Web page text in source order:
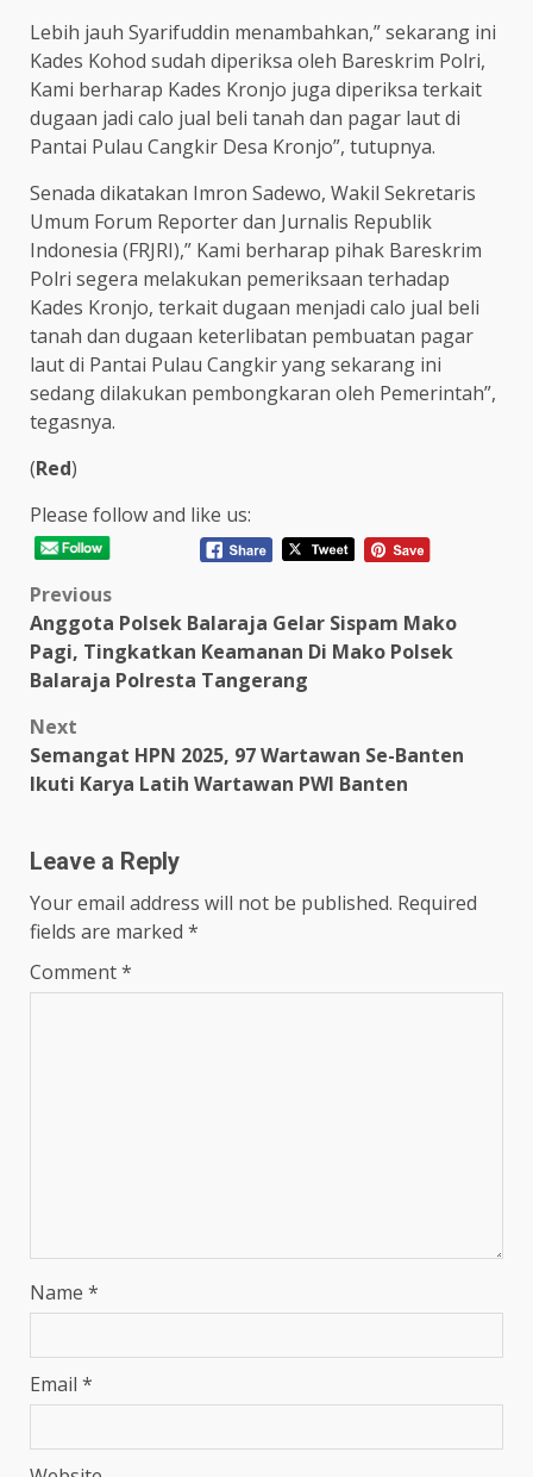
Lebih jauh Syarifuddin menambahkan,” sekarang ini
Kades Kohod sudah diperiksa oleh Bareskrim Polri,
Kami berharap Kades Kronjo juga diperiksa terkait
dugaan jadi calo jual beli tanah dan pagar laut di
Pantai Pulau Cangkir Desa Kronjo”, tutupnya.
Senada dikatakan Imron Sadewo, Wakil Sekretaris
Umum Forum Reporter dan Jurnalis Republik
Indonesia (FRJRI),” Kami berharap pihak Bareskrim
Polri segera melakukan pemeriksaan terhadap
Kades Kronjo, terkait dugaan menjadi calo jual beli
tanah dan dugaan keterlibatan pembuatan pagar
laut di Pantai Pulau Cangkir yang sekarang ini
sedang dilakukan pembongkaran oleh Pemerintah”,
tegasnya.
(Red)
Please follow and like us:
Post
navigation
Previous
Anggota Polsek Balaraja Gelar Sispam Mako
Pagi, Tingkatkan Keamanan Di Mako Polsek
Balaraja Polresta Tangerang
Next
Semangat HPN 2025, 97 Wartawan Se-Banten
Ikuti Karya Latih Wartawan PWI Banten
Leave a Reply
Your email address will not be published. Required
fields are marked *
Comment*
Name *
Email *